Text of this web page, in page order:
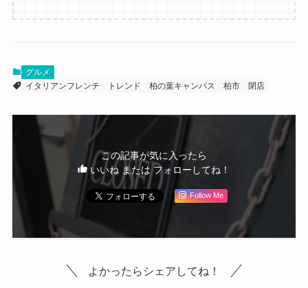
グルメ
イタリアンフレンチ
トレンド 柏の葉キャンパス 柏市 閉店
この記事が気に入ったら
いいね または フォローしてね！
Follow Me
よかったらシェアしてね！